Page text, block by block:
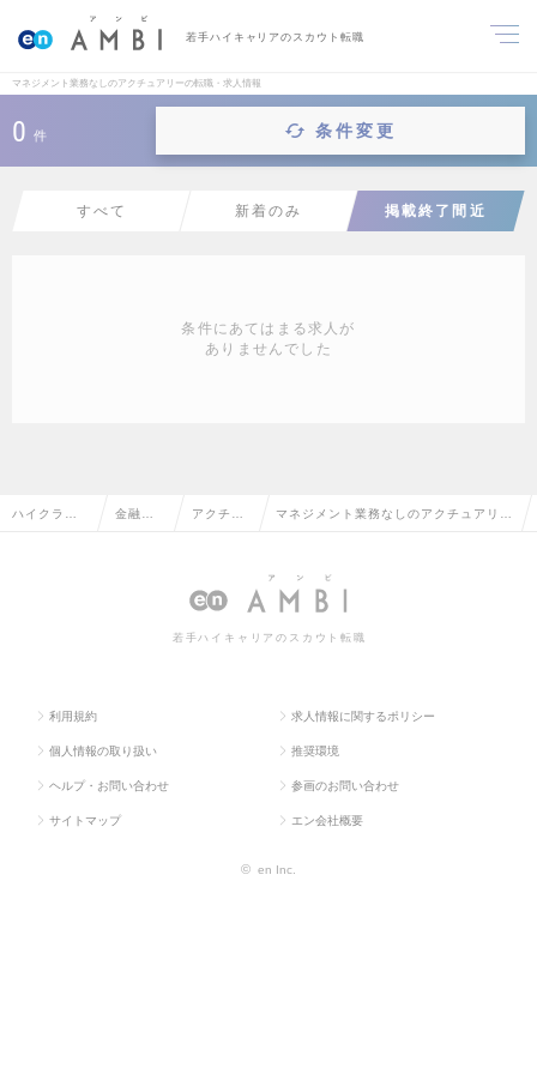
若手ハイキャリアのスカウト転職
マネジメント業務なしのアクチュアリーの転職・求人情報
0 件 条件変更
すべて 新着のみ 掲載終了間近
条件にあてはまる求人が
ありませんでした
ハイクラス 金融系 アクチュ マネジメント業務なしのアクチュアリー
若手ハイキャリアのスカウト転職
利用規約 求人情報に関するポリシー
個人情報の取り扱い 推奨環境
ヘルプ・お問い合わせ 参画のお問い合わせ
サイトマップ エン会社概要
© en Inc.